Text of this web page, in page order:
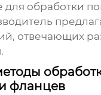
для обработки
отвечающих
фланцев